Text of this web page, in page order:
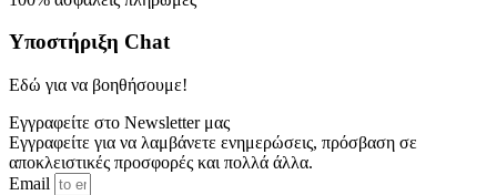
Υποστήριξη Chat
Εδώ για να βοηθήσουμε!
Εγγραφείτε στο Newsletter μας
Εγγραφείτε για να λαμβάνετε ενημερώσεις, πρόσβαση σε
αποκλειστικές προσφορές και πολλά άλλα.
Email